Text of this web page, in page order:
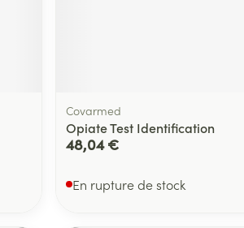
Covarmed
Opiate Test Identification
48,04 €
En rupture de stock